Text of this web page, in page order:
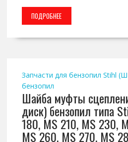
ПОДРОБНЕЕ
Запчасти для бензопил Stihl
бензопил
Шайба муфты
диск) бензопил типа
180, MS 210, MS 230,
MS 260, MS 270, MS